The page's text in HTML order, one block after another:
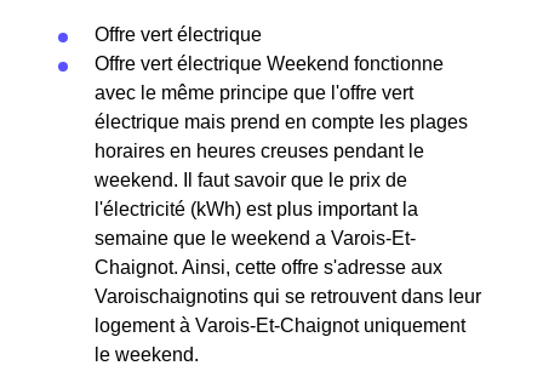
Offre vert électrique
Offre vert électrique Weekend fonctionne
avec le même principe que l'offre vert
électrique mais prend en compte les plages
horaires en heures creuses pendant le
weekend. Il faut savoir que le prix de
l'électricité (kWh) est plus important la
semaine que le weekend a Varois-Et-
Chaignot. Ainsi, cette offre s'adresse aux
Varoischaignotins qui se retrouvent dans leur
logement à Varois-Et-Chaignot uniquement
le weekend.